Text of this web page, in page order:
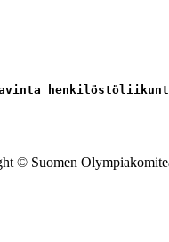
© Suomen